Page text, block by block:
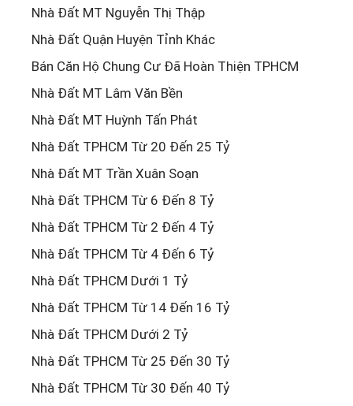
Nhà Đất MT Nguyễn Thị Thập
Nhà Đất Quận Huyện Tỉnh Khác
Bán Căn Hộ Chung Cư Đã Hoàn Thiện TPHCM
Nhà Đất MT Lâm Văn Bền
Nhà Đất MT Huỳnh Tấn Phát
Nhà Đất TPHCM Từ 20 Đến 25 Tỷ
Nhà Đất MT Trần Xuân Soạn
Nhà Đất TPHCM Từ 6 Đến 8 Tỷ
Nhà Đất TPHCM Từ 2 Đến 4 Tỷ
Nhà Đất TPHCM Từ 4 Đến 6 Tỷ
Nhà Đất TPHCM Dưới 1 Tỷ
Nhà Đất TPHCM Từ 14 Đến 16 Tỷ
Nhà Đất TPHCM Dưới 2 Tỷ
Nhà Đất TPHCM Từ 25 Đến 30 Tỷ
Nhà Đất TPHCM Từ 30 Đến 40 Tỷ